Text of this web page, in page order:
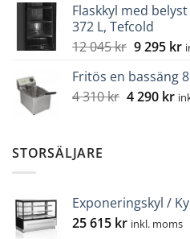
priset
var:
71
Flaskkyl med
372 L, Tefcold
12 045kr Det
priset
var:
9 295 kr
Fritös en bassäng
4 310kr Det
4 290 kr
STORSÄLJARE
Exponeringskyl /
25 615 kr inkl. moms